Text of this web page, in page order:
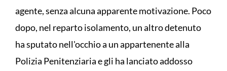
agente, senza alcuna apparente motivazione. Poco
dopo, nel reparto isolamento, un altro detenuto
ha sputato nell'occhio a un appartenente alla
Polizia Penitenziaria e gli ha lanciato addosso